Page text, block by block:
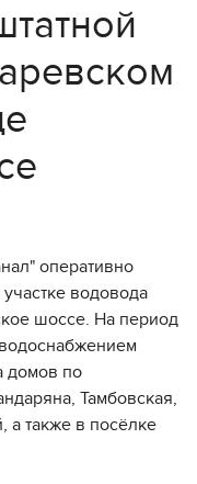
оперативно
водовода
шоссе. На период
домов по
Тамбовская,
а также в посёлке